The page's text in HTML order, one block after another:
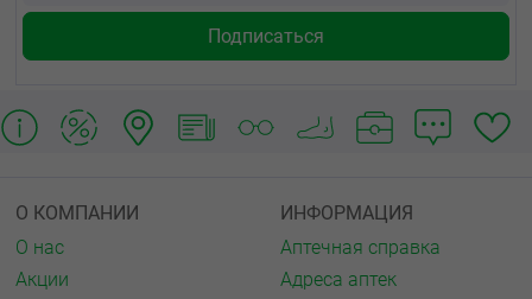
О КОМПАНИИ
О нас
Акции
ИНФОРМАЦИЯ
Аптечная справка
Адреса аптек